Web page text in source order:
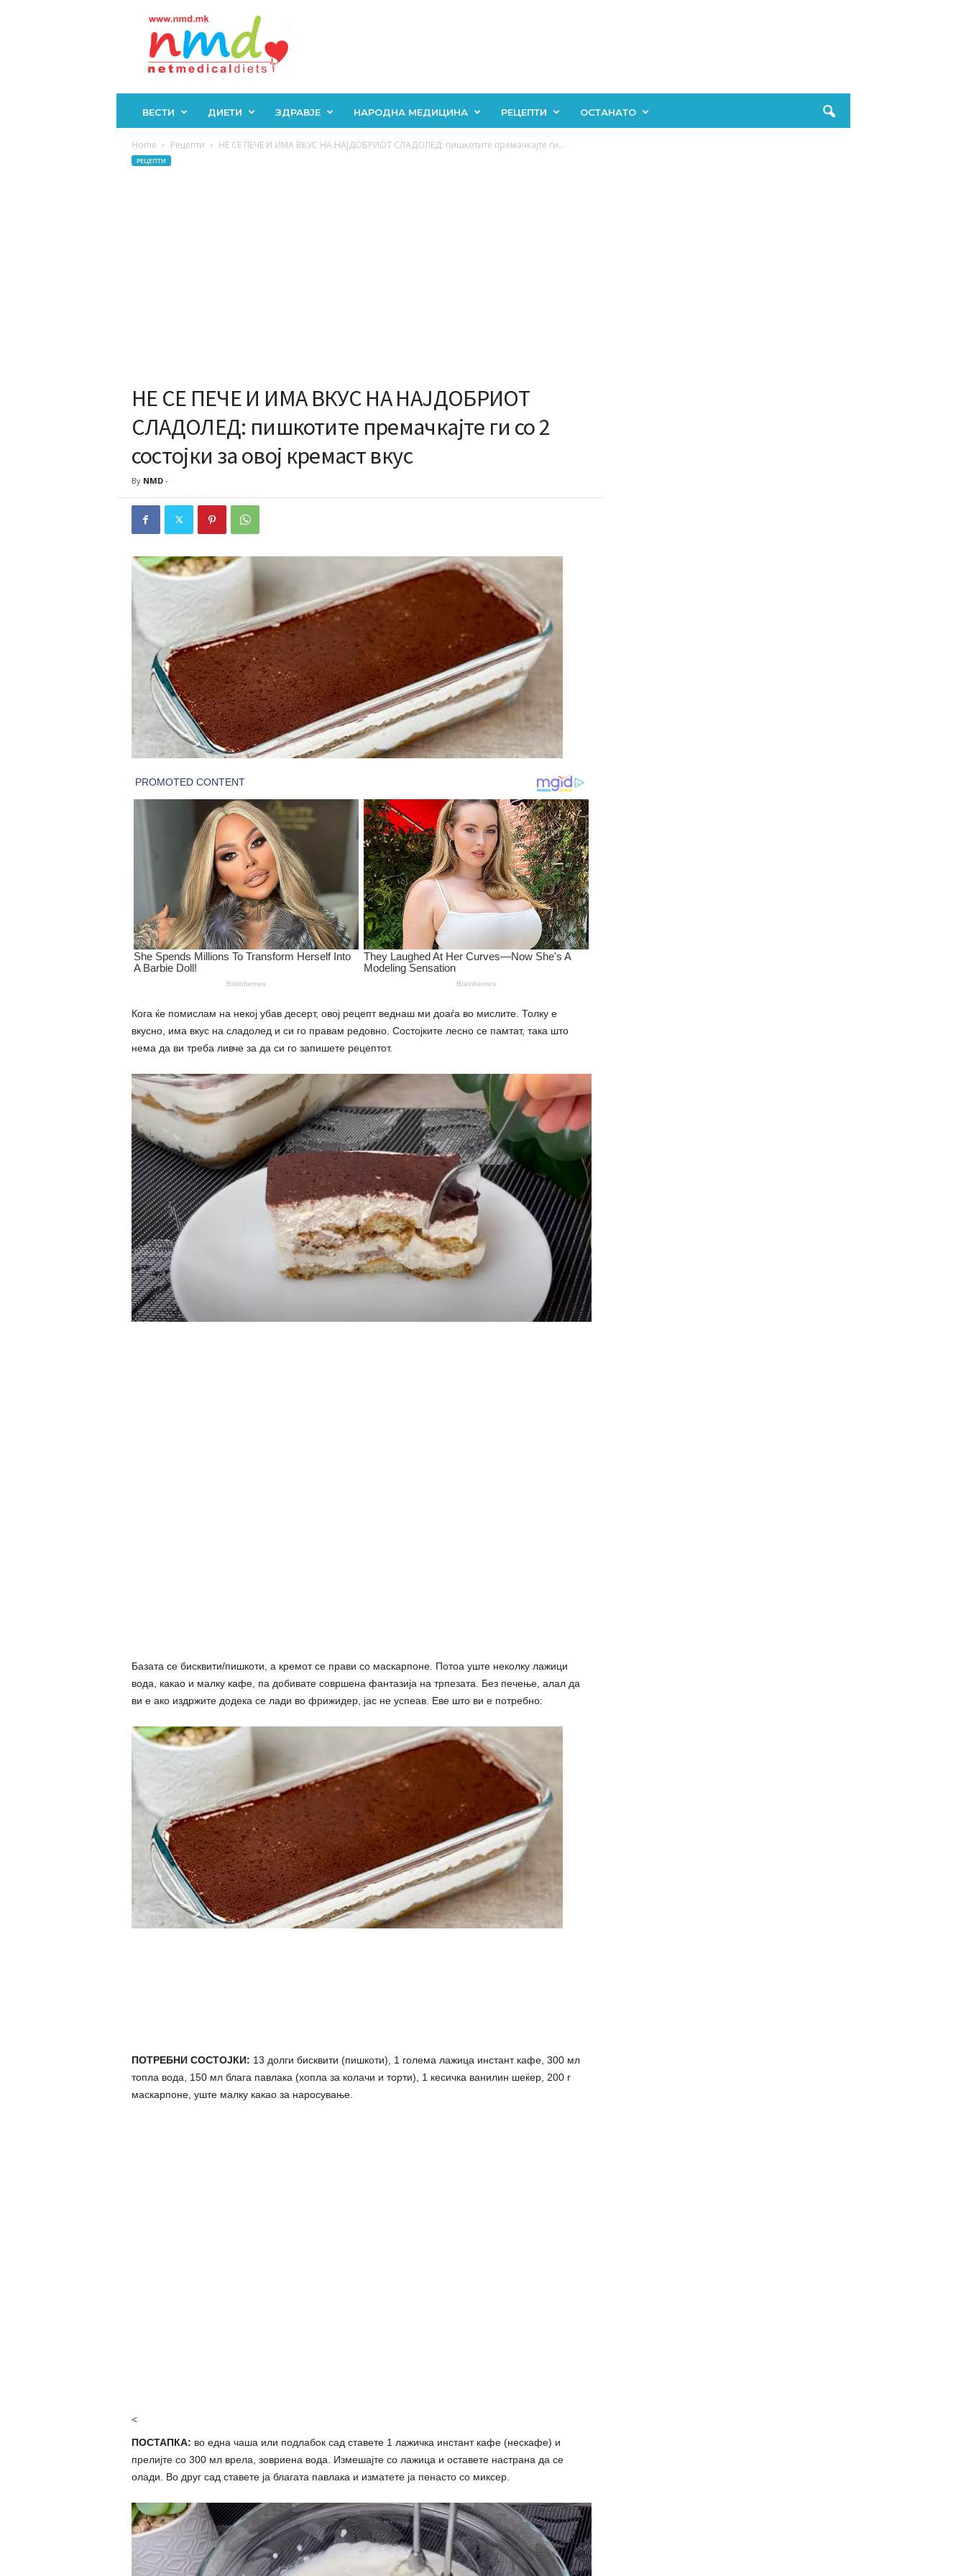
ВЕСТИ ДИЕТИ ЗДРАВЈЕ НАРОДНА МЕДИЦИНА РЕЦЕПТИ ОСТАНАТО
Home Рецепти НЕ СЕ ПЕЧЕ И ИМА ВКУС НА НАЈДОБРИОТ СЛАДОЛЕД: пишкотите премачкајте ги...
РЕЦЕПТИ
НЕ СЕ ПЕЧЕ И ИМА ВКУС НА НАЈДОБРИОТ
СЛАДОЛЕД: пишкотите премачкајте ги со 2
состојки за овој кремаст вкус
By NMD-
Кога ќе помислам на некој убав десерт, овој рецепт веднаш ми доаѓа во мислите. Толку е
вкусно, има вкус на сладолед и си го правам редовно. Состојките лесно се памтат, така што
нема да ви треба ливче за да си го запишете рецептот.
Базата се бисквити/пишкоти, а кремот се прави со маскарпоне. Потоа уште неколку лажици
вода, какао и малку кафе, па добивате совршена фантазија на трпезата. Без печење, aлал да
ви е ако издржите додека се лади во фрижидер, јас не ycпеав. Еве што ви е потребно:
ПОТРЕБНИ СОСТОЈКИ: 13 долги бисквити (пишкоти), 1 голема лажица инстант кафе, 300 мл
топла вода, 150 мл блага павлака (хопла за колачи и торти), 1 кесичка ванилин шеќер, 200 г
маскарпоне, уште малку какао за наросување.
<
ПОСТАПКА: во една чаша или подлабок сад ставете 1 лажичка инстант кафе (нескафе) и
прелијте со 300 мл врела, зовриена вода. Измешајте со лажица и оставете настрана да се
олади. Во друг сад ставете ја благата павлака и изматете ја пенасто со миксер.